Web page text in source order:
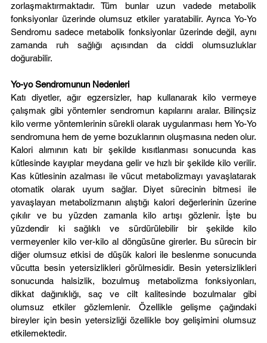
zorlaşmaktırmaktadır. Tüm bunlar uzun vadede metabolik
fonksiyonlar üzerinde olumsuz etkiler yaratabilir. Ayrıca Yo-Yo
Sendromu sadece metabolik fonksiyonlar üzerinde değil, aynı
zamanda ruh sağlığı açısından da ciddi olumsuzluklar
doğurabilir.
Yo-yo Sendromunun Nedenleri
Katı diyetler, ağır egzersizler, hap kullanarak kilo vermeye
çalışmak gibi yöntemler sendromun kapılarını aralar. Bilinçsiz
kilo verme yöntemlerinin sürekli olarak uygulanması hem Yo-Yo
sendromuna hem de yeme bozuklarının oluşmasına neden olur.
Kalori alımının katı bir şekilde kısıtlanması sonucunda kas
kütlesinde kayıplar meydana gelir ve hızlı bir şekilde kilo verilir.
Kas kütlesinin azalması ile vücut metabolizmayı yavaşlatarak
otomatik olarak uyum sağlar. Diyet sürecinin bitmesi ile
yavaşlayan metabolizmanın alıştığı kalori değerlerinin üzerine
çıkılır ve bu yüzden zamanla kilo artışı gözlenir. İşte bu
yüzdendir ki sağlıklı ve sürdürülebilir bir şekilde kilo
vermeyenler kilo ver-kilo al döngüsüne girerler. Bu sürecin bir
diğer olumsuz etkisi de düşük kalori ile beslenme sonucunda
vücutta besin yetersizlikleri görülmesidir. Besin yetersizlikleri
sonucunda halsizlik, bozulmuş metabolizma fonksiyonları,
dikkat dağınıklığı, saç ve cilt kalitesinde bozulmalar gibi
olumsuz etkiler gözlemlenir. Özellikle gelişme çağındaki
bireyler için besin yetersizliği özellikle boy gelişimini olumsuz
etkilemektedir.